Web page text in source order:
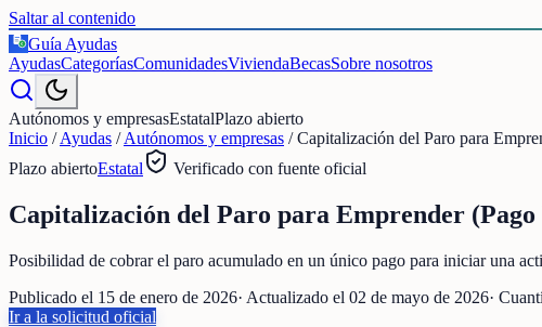
Saltar al contenido
€
Guía Ayudas
AyudasCategoríasComunidadesViviendaBecasSobre nosotros
Autónomos y empresasEstatalPlazo abierto
Inicio /Ayudas /Autónomos y empresas /Capitalización del Paro para
Plazo abiertoEstatal Verificado con fuente oficial
Capitalización del Paro para Emprender (Pago
Posibilidad de cobrar el paro acumulado en un único pago para iniciar una
Publicado el 15 de enero de 2026· Actualizado el 02 de mayo de 2026·
Ir a la solicitud oficial